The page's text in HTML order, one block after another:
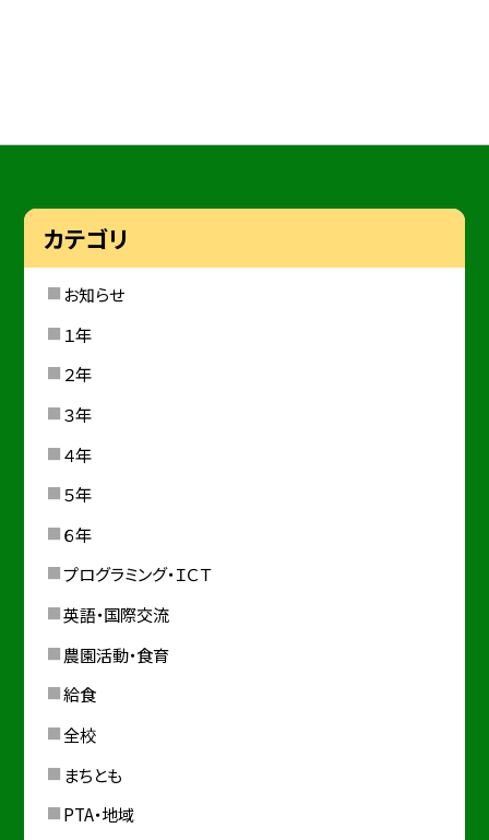
カテゴリ
お知らせ
１年
２年
３年
４年
５年
６年
プログラミング・ＩＣＴ
英語・国際交流
農園活動・食育
給食
全校
まちとも
PTA・地域